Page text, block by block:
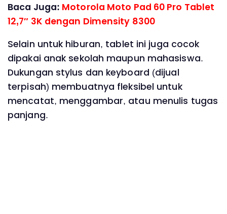
Baca Juga: Motorola Moto Pad 60 Pro Tablet
12,7″ 3K dengan Dimensity 8300
Selain untuk hiburan, tablet ini juga cocok
dipakai anak sekolah maupun mahasiswa.
Dukungan stylus dan keyboard (dijual
terpisah) membuatnya fleksibel untuk
mencatat, menggambar, atau menulis tugas
panjang.